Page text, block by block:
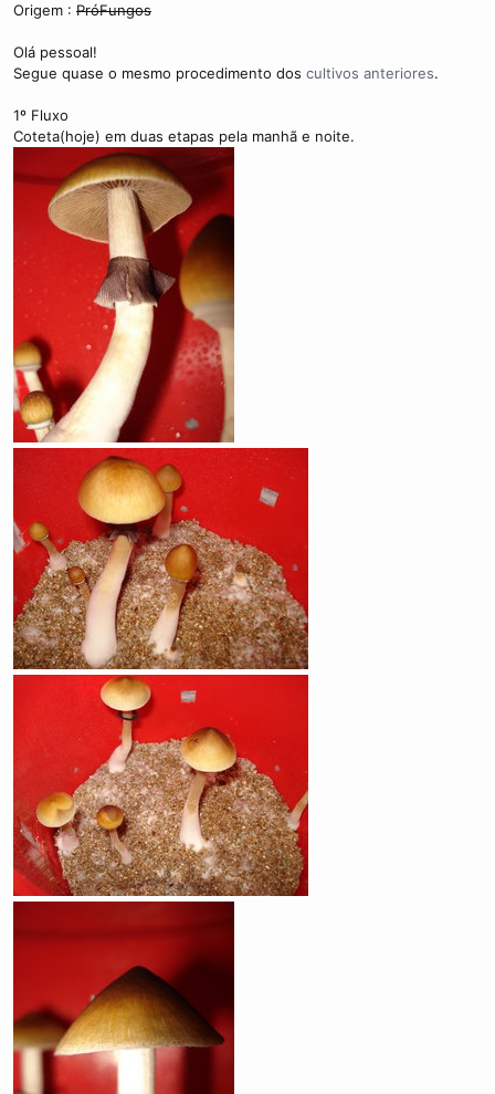
Origem : PróFungos
Olá pessoal!
Segue quase o mesmo procedimento dos cultivos anteriores.
1º Fluxo
Coteta(hoje) em duas etapas pela manhã e noite.